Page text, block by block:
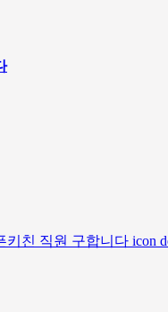
직원 구합니다 icon